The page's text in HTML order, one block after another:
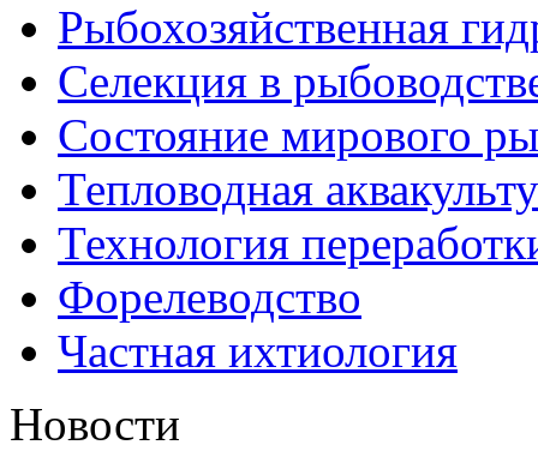
Рыбохозяйственная
Селекция в
Состояние мирового
Тепловодная
Технология
Форелеводство
Частная ихтиология
Новости